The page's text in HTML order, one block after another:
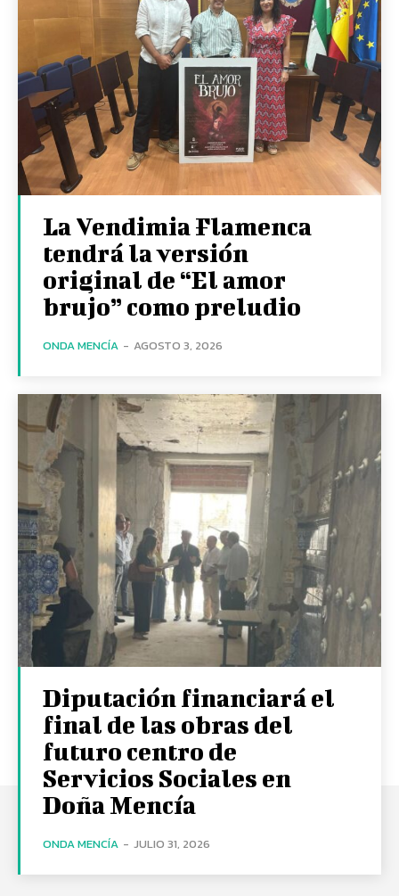
La Vendimia Flamenca
tendrá la versión
original de “El amor
brujo” como preludio
ONDA MENCÍA - AGOSTO 3, 2026
Diputación financiará el
final de las obras del
futuro centro de
Servicios Sociales en
Doña Mencía
ONDA MENCÍA - JULIO 31, 2026